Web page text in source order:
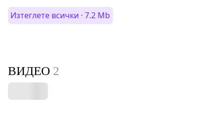
Изтеглете всички · 7.2 Mb
ВИДЕО 2